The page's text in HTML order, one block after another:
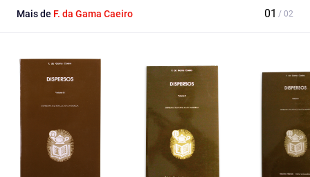
Mais de F. da Gama Caeiro